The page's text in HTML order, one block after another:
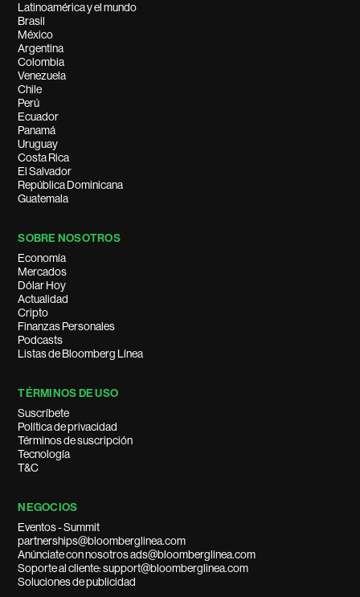
Latinoamérica y el mundo
Brasil
México
Argentina
Colombia
Venezuela
Chile
Perú
Ecuador
Panamá
Uruguay
Costa Rica
El Salvador
República Dominicana
Guatemala
SOBRE NOSOTROS
Economía
Mercados
Dólar Hoy
Actualidad
Cripto
Finanzas Personales
Podcasts
Listas de Bloomberg Línea
TÉRMINOS DE USO
Suscríbete
Política de privacidad
Términos de suscripción
Tecnología
T&C
NEGOCIOS
Eventos - Summit
partnerships@bloomberglinea.com
Anúnciate con nosotros ads@bloomberglinea.com
Soporte al cliente: support@bloomberglinea.com
Soluciones de publicidad